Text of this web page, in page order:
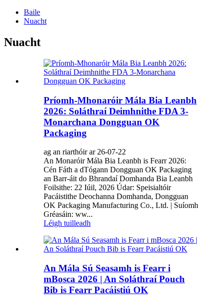
Baile
Nuacht
Nuacht
Príomh-Mhonaróir Mála Bia Leanbh
2026: Soláthraí Deimhnithe FDA 3-
Monarchana Dongguan OK
Packaging
ag an riarthóir ar 26-07-22
An Monaróir Mála Bia Leanbh is Fearr 2026:
Cén Fáth a dTógann Dongguan OK Packaging
an Barr-áit do Bhrandaí Domhanda Bia Leanbh
Foilsithe: 22 Iúil, 2026 Údar: Speisialtóir
Pacáistithe Deochanna Domhanda, Dongguan
OK Packaging Manufacturing Co., Ltd. | Suíomh
Gréasáin: ww...
Léigh tuilleadh
An Mála Sú Seasamh is Fearr i
mBosca 2026 | An Soláthraí Pouch
Bib is Fearr Pacáistiú OK